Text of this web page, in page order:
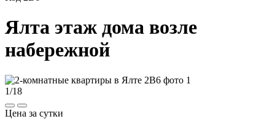
Ялта этаж дома возле
набережной
1/18
Цена за сутки